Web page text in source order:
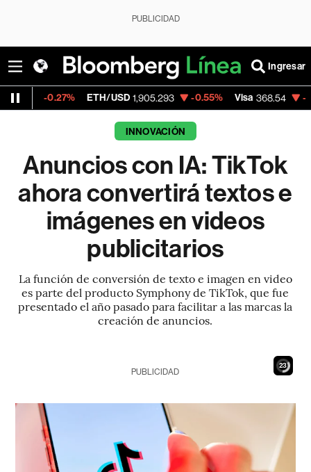
PUBLICIDAD
Ingresar
ETH/USD 1,905.293 -0.55% Visa 368.54 -0.28%
INNOVACIÓN
Anuncios con IA: TikTok
ahora convertirá textos e
imágenes en videos
publicitarios
La función de conversión de texto e imagen en video
es parte del producto Symphony de TikTok, que fue
presentado el año pasado para facilitar a las marcas la
creación de anuncios.
22
PUBLICIDAD